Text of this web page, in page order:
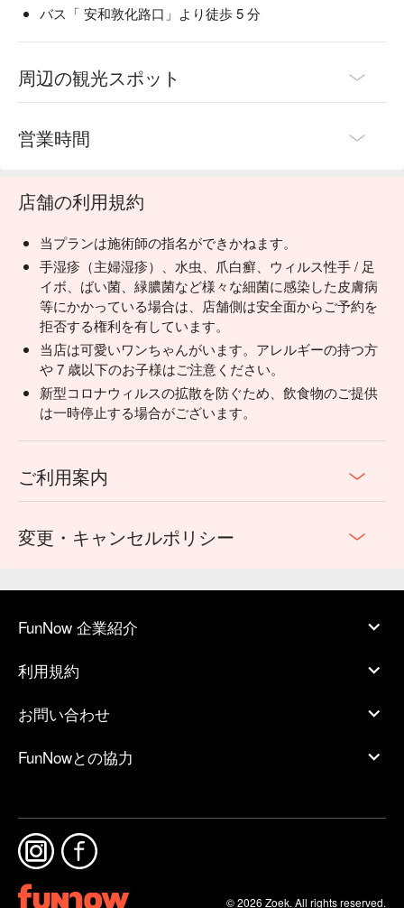
バス「 安和敦化路口」より徒歩 5 分
周辺の観光スポット
営業時間
店舗の利用規約
当プランは施術師の指名ができかねます。
手湿疹（主婦湿疹）、水虫、爪白癬、ウィルス性手 / 足
イボ、ばい菌、緑膿菌など様々な細菌に感染した皮膚病
等にかかっている場合は、店舗側は安全面からご予約を
拒否する権利を有しています。
当店は可愛いワンちゃんがいます。アレルギーの持つ方
や 7 歳以下のお子様はご注意ください。
新型コロナウィルスの拡散を防ぐため、飲食物のご提供
は一時停止する場合がございます。
ご利用案内
変更・キャンセルポリシー
FunNow 企業紹介
利用規約
お問い合わせ
FunNowとの協力
© 2026 Zoek. All rights reserved.